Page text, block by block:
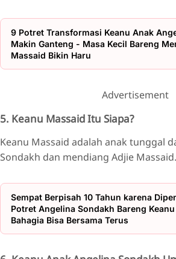
9 Potret Transformasi Keanu Anak
Makin Ganteng - Masa Kecil Bareng
Massaid Bikin Haru
Advertisement
5. Keanu Massaid Itu Siapa?
Keanu Massaid adalah anak tunggal
Sondakh dan mendiang Adjie Massaid.
Sempat Berpisah 10 Tahun karena
Potret Angelina Sondakh Bareng
Bahagia Bisa Bersama Terus